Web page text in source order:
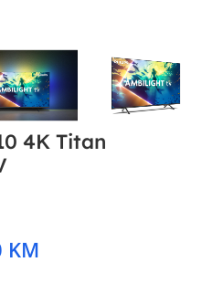
4K Titan
KM